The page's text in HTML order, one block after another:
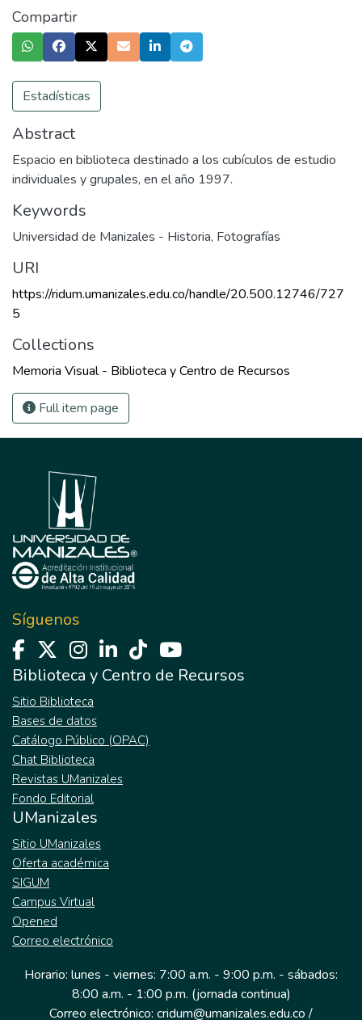
Compartir
Estadísticas
Abstract
Espacio en biblioteca destinado a los cubículos de estudio
individuales y grupales, en el año 1997.
Keywords
Universidad de Manizales - Historia, Fotografías
URI
https://ridum.umanizales.edu.co/handle/20.500.12746/727
5
Collections
Memoria Visual - Biblioteca y Centro de Recursos
Full item page
Síguenos
Biblioteca y Centro de Recursos
Sitio Biblioteca
Bases de datos
Catálogo Público (OPAC)
Chat Biblioteca
Revistas UManizales
Fondo Editorial
UManizales
Sitio UManizales
Oferta académica
SIGUM
Campus Virtual
Opened
Correo electrónico
Horario: lunes - viernes: 7:00 a.m. - 9:00 p.m. - sábados:
8:00 a.m. - 1:00 p.m. (jornada continua)
Correo electrónico: cridum@umanizales.edu.co /